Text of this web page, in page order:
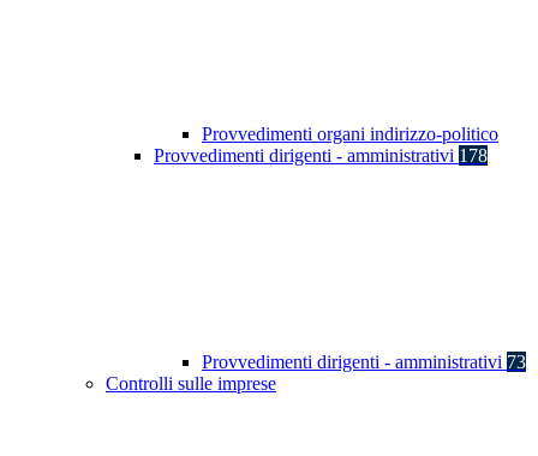
Provvedimenti organi indirizzo-politico
Provvedimenti dirigenti - amministrativi 178
Provvedimenti dirigenti - amministrativi 73
Controlli sulle imprese